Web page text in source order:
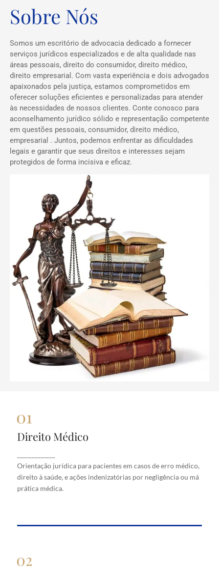
Sobre Nós
Somos um escritório de advocacia dedicado a fornecer
serviços jurídicos especializados e de alta qualidade nas
áreas pessoais, direito do consumidor, direito médico,
direito empresarial. Com vasta experiência e dois advogados
apaixonados pela justiça, estamos comprometidos em
oferecer soluções eficientes e personalizadas para atender
às necessidades de nossos clientes. Conte conosco para
aconselhamento jurídico sólido e representação competente
em questões pessoais, consumidor, direito médico,
empresarial . Juntos, podemos enfrentar as dificuldades
legais e garantir que seus direitos e interesses sejam
protegidos de forma incisiva e eficaz.
Direito Médico
Orientação jurídica para pacientes em casos de erro médico,
direito à saúde, e ações indenizatórias por negligência ou má
prática médica.
Direito Médico
erro médico, direito à saúde, e ações indenizatórias
por negligência ou má prática médica.